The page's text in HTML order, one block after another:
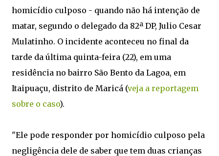
homicídio culposo - quando não há intenção de
matar, segundo o delegado da 82ª DP, Julio Cesar
Mulatinho. O incidente aconteceu no final da
tarde da última quinta-feira (22), em uma
residência no bairro São Bento da Lagoa, em
Itaipuaçu, distrito de Maricá (veja a reportagem
sobre o caso).
"Ele pode responder por homicídio culposo pela
negligência dele de saber que tem duas crianças